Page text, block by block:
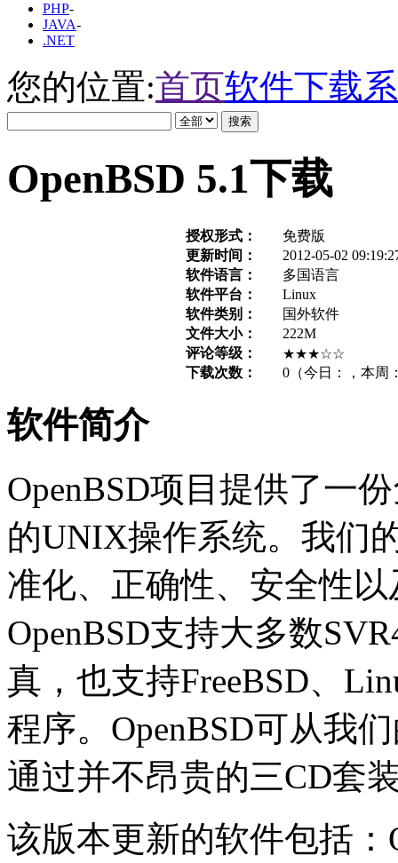
PHP-
JAVA-
.NET
您的位置:首页软件下载
OpenBSD 5.1下载
授权形式：
免费版
更新时间：
2012-05-02
软件语言：
多国语言
软件平台：
Linux
软件类别：
国外软件
文件大小：
222M
评论等级：
★★★☆☆
下载次数：
0 （今日： ，本周
软件简介
OpenBSD项目提供了一
的UNIX操作系统。我们
准化、正确性、安全性
OpenBSD支持大多数
真，也支持FreeBSD、
程序。OpenBSD可从我
通过并不昂贵的三CD套
该版本更新的软件包括：